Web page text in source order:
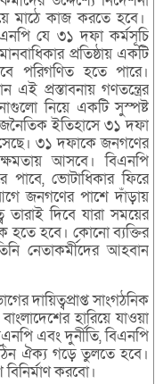
মাঠে কাজ করতে হবে।
যে ৩১ দফা কর্মসূচি
প্রতিষ্ঠায় একটি
পরিগণিত হতে পারে।
এই প্রস্তাবনায় গণতন্ত্রের
নিয়ে একটি সুস্পষ্ট
ইতিহাসে ৩১ দফা
৩১ দফাকে জনগণের
আসবে। বিএনপি
ভোটাধিকার ফিরে
জনগণের পাশে দাঁড়ায়
দিবে যারা সময়ের
হতে হবে। কোনো ব্যক্তির
নেতাকর্মীদের আহবান
দায়িত্বপ্রাপ্ত সাংগঠনিক
হারিয়ে যাওয়া
এবং দুর্নীতি, বিএনপি
ঐক্য গড়ে তুলতে হবে।
করবো।